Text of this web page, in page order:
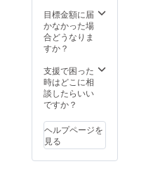
でご負担くださ
い。 ◉お礼動画
DVD（会社名を
呼びます） ・
考欄にご希望の
会社名をご記入
ください。 記入
のない場合は
ユーザー名をお
呼びします。ご
了承ください。
目標金額に届
かなかった場
合どうなりま
すか？
支援で困った
時はどこに相
談したらいい
ですか？
ヘルプページを
見る